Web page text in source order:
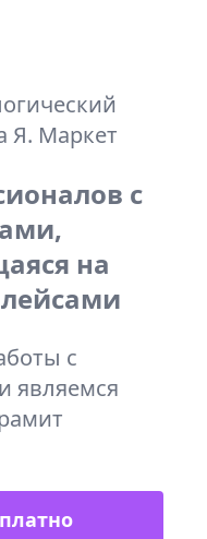
Я. Маркет
с
на
с
являемся